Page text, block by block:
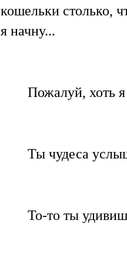
кошельки столько,
я начну...
Пожалуй, хоть
Ты чудеса
То-то ты